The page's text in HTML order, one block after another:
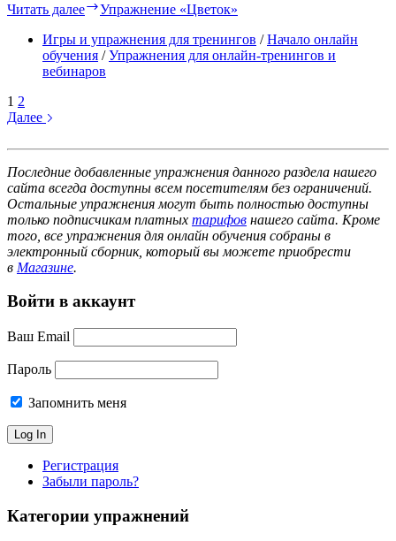
Читать далее
Упражнение «Цветок»
Игры и упражнения для тренингов /Начало онлайн
обучения /Упражнения для онлайн-тренингов и
вебинаров
1 2
Далее
Последние добавленные упражнения данного раздела нашего
сайта всегда доступны всем посетителям без ограничений.
Остальные упражнения могут быть полностью доступны
только подписчикам платных тарифов нашего сайта. Кроме
того, все упражнения для онлайн обучения собраны в
электронный сборник, который вы можете приобрести
в Магазине.
Войти в аккаунт
Ваш Email
Пароль
Запомнить меня
Регистрация
Забыли пароль?
Категории упражнений